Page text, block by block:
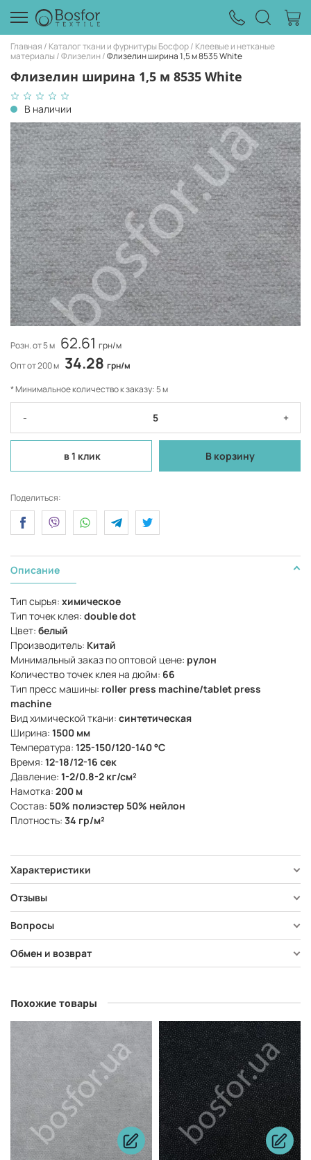
Главная Каталог ткани и фурнитуры Босфор Клеевые и нетканые
материалы Флизелин Флизелин ширина 1,5 м 8535 White
Флизелин ширина 1,5 м 8535 White
В наличии
Розн. от 5 м 62.61 грн/м
Опт от 200 м 34.28 грн/м
* Минимальное количество к заказу: 5 м
- +
в 1 клик В корзину
Поделиться:
Описание
Тип сырья: химическое
Тип точек клея: double dot
Цвет: белый
Производитель: Китай
Минимальный заказ по оптовой цене: рулон
Количество точек клея на дюйм: 66
Тип пресс машины: roller press machine/tablet press
machine
Вид химической ткани: синтетическая
Ширина: 1500 мм
Температура: 125-150/120-140 °C
Время: 12-18/12-16 сек
Давление: 1-2/0.8-2 кг/см²
Намотка: 200 м
Состав: 50% полиэстер 50% нейлон
Плотность: 34 гр/м²
Характеристики
Отзывы
Вопросы
Обмен и возврат
Похожие товары